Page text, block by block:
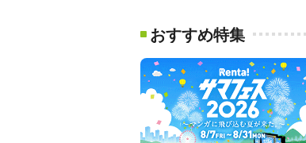
おすすめ特集